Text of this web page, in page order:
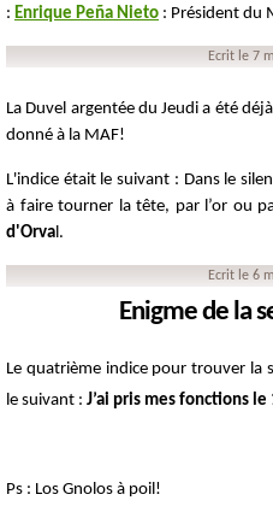
: Enrique Peña Nieto : Président du
Ecrit le 7
La Duvel argentée du Jeudi a été
donné à la MAF!
L'indice était le suivant : Dans le
à faire tourner la tête, par l’or ou
d'Orval.
Ecrit le 6
Enigme de la
Le quatrième indice pour trouver la
le suivant : J’ai pris mes fonctions le
Ps : Los Gnolos à poil!